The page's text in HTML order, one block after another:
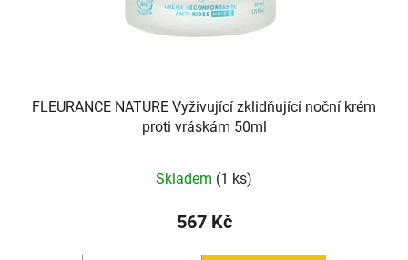
FLEURANCE NATURE Vyživující zklidňující noční krém
proti vráskám 50ml
Skladem (1 ks)
567 Kč